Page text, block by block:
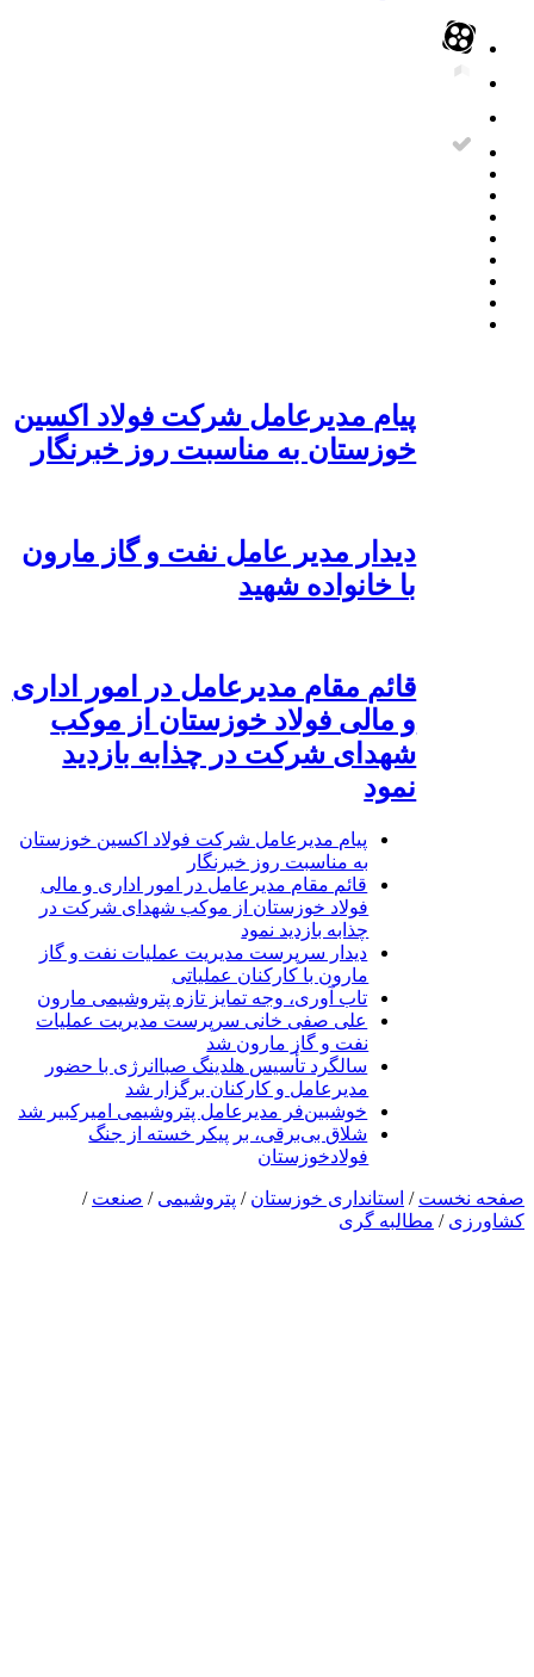
پیام مدیرعامل شرکت فولاد اکسین
خوزستان به مناسبت روز خبرنگار
دیدار مدیر عامل نفت و گاز مارون
با خانواده شهید
قائم مقام مدیرعامل در امور اداری
و مالی فولاد خوزستان از موکب
شهدای شرکت در چذابه بازدید
نمود
پیام مدیرعامل شرکت فولاد اکسین خوزستان
به مناسبت روز خبرنگار
قائم مقام مدیرعامل در امور اداری و مالی
فولاد خوزستان از موکب شهدای شرکت در
چذابه بازدید نمود
دیدار سرپرست مدیریت عملیات نفت و گاز
مارون با کارکنان عملیاتی
تاب آوری، وجه تمایز تازه پتروشیمی مارون
علی صفی خانی سرپرست مدیریت عملیات
نفت و گاز مارون شد
سالگرد تأسیس هلدینگ صباانرژی با حضور
مدیرعامل و کارکنان برگزار شد
خوشبین‌فر مدیرعامل پتروشیمی امیرکبیر شد
شلاق‌ بی‌برقی، بر پیکر خسته‌ از جنگ
فولادخوزستان
صفحه نخست / استانداری خوزستان / پتروشیمی / صنعت /
کشاورزی / مطالبه گری